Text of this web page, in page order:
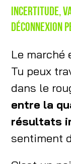
Incertitude,
déconnexion
Le marché
Tu peux
dans le
entre la
résultats
sentiment